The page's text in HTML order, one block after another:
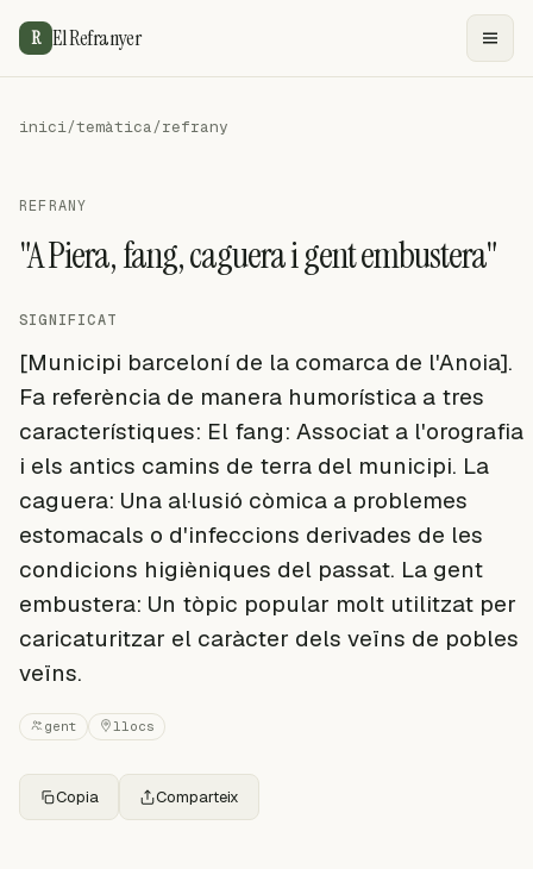
R El Refranyer
inici/temàtica/refrany
REFRANY
"A Piera, fang, caguera i gent embustera"
SIGNIFICAT
[Municipi barceloní de la comarca de l'Anoia].
Fa referència de manera humorística a tres
característiques: El fang: Associat a l'orografia
i els antics camins de terra del municipi. La
caguera: Una al·lusió còmica a problemes
estomacals o d'infeccions derivades de les
condicions higièniques del passat. La gent
embustera: Un tòpic popular molt utilitzat per
caricaturitzar el caràcter dels veïns de pobles
veïns.
gent llocs
Copia Comparteix